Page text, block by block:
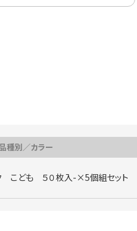
種別／カラー
こども ５０枚入-×5個組セット